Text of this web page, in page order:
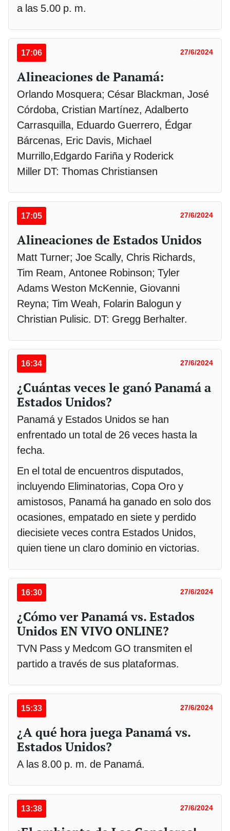
a las 5.00 p. m.
17:06 27/6/2024
Alineaciones de Panamá:
Orlando Mosquera; César Blackman, José
Córdoba, Cristian Martínez, Adalberto
Carrasquilla, Eduardo Guerrero, Édgar
Bárcenas, Eric Davis, Michael
Murrillo,Edgardo Fariña y Roderick
Miller DT: Thomas Christiansen
17:05 27/6/2024
Alineaciones de Estados Unidos
Matt Turner; Joe Scally, Chris Richards,
Tim Ream, Antonee Robinson; Tyler
Adams Weston McKennie, Giovanni
Reyna; Tim Weah, Folarin Balogun y
Christian Pulisic. DT: Gregg Berhalter.
16:34 27/6/2024
¿Cuántas veces le ganó Panamá a
Estados Unidos?
Panamá y Estados Unidos se han
enfrentado un total de 26 veces hasta la
fecha.
En el total de encuentros disputados,
incluyendo Eliminatorias, Copa Oro y
amistosos, Panamá ha ganado en solo dos
ocasiones, empatado en siete y perdido
diecisiete veces contra Estados Unidos,
quien tiene un claro dominio en victorias.
16:30 27/6/2024
¿Cómo ver Panamá vs. Estados
Unidos EN VIVO ONLINE?
TVN Pass y Medcom GO transmiten el
partido a través de sus plataformas.
15:33 27/6/2024
¿A qué hora juega Panamá vs.
Estados Unidos?
A las 8.00 p. m. de Panamá.
13:38 27/6/2024